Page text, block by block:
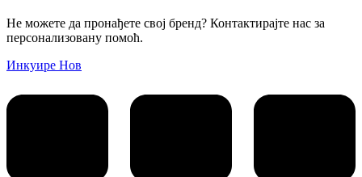
Не можете да пронађете свој бренд? Контактирајте нас за
персонализовану помоћ.
Инкуире Нов